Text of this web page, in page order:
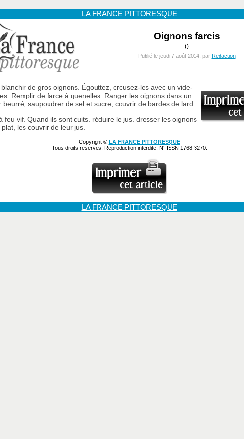
LA FRANCE PITTORESQUE
Oignons farcis
()
Publié le jeudi 7 août 2014, par Redaction
blanchir de gros oignons. Égouttez, creusez-les avec un vide-
Remplir de farce à quenelles. Ranger les oignons dans un
beurré, saupoudrer de sel et sucre, couvrir de bardes de lard.
feu vif. Quand ils sont cuits, réduire le jus, dresser les oignons
les couvrir de leur jus.
Copyright © LA FRANCE PITTORESQUE
Tous droits réservés. Reproduction interdite. N° ISSN 1768-3270.
LA FRANCE PITTORESQUE